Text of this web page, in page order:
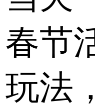
春节
玩法